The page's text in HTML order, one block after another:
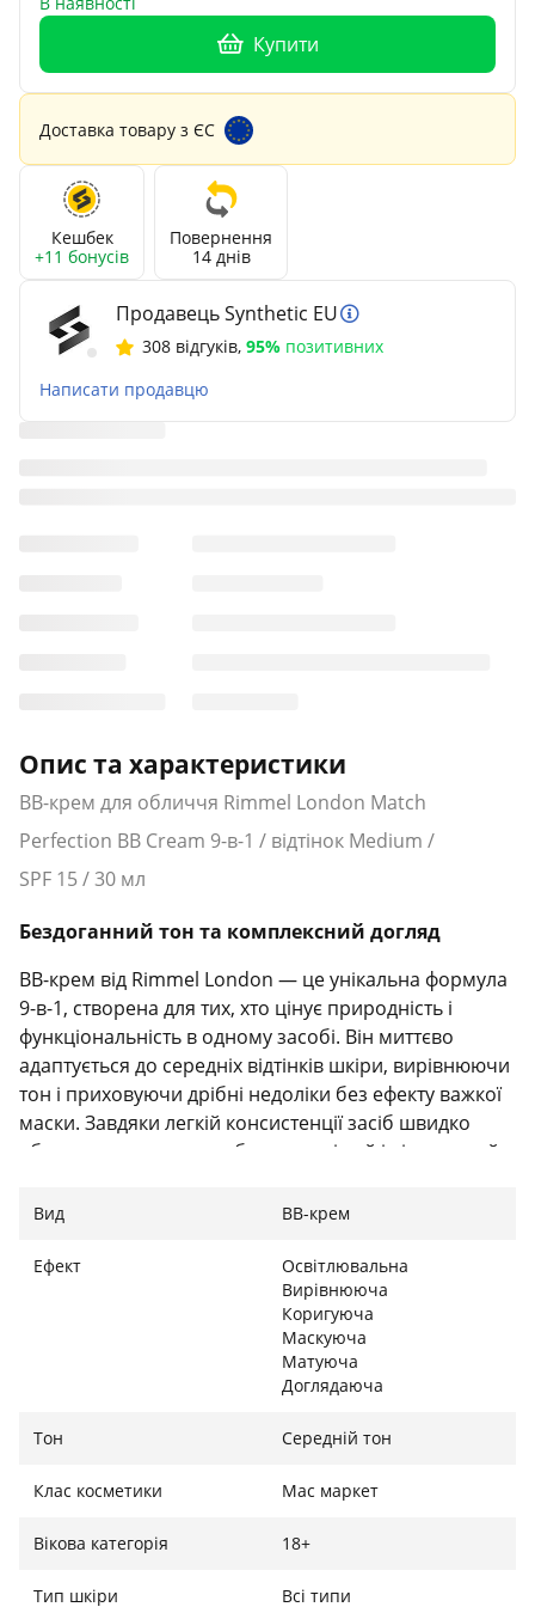
Купити
Доставка товару з ЄС
Кешбек
+11 бонусів
Повернення
14 днів
Продавець Synthetic EU
308 відгуків, 95% позитивних
Написати продавцю
Опис та характеристики
BB-крем для обличчя Rimmel London Match
Perfection BB Cream 9-в-1 / відтінок Medium /
SPF 15 / 30 мл
Бездоганний тон та комплексний догляд
BB-крем від Rimmel London — це унікальна формула
9-в-1, створена для тих, хто цінує природність і
функціональність в одному засобі. Він миттєво
адаптується до середніх відтінків шкіри, вирівнюючи
тон і приховуючи дрібні недоліки без ефекту важкої
маски. Завдяки легкій консистенції засіб швидко
вбирається, даруючи обличчю свіжий і відпочилий
макіяжу, яке замінює праймер, консилер та
Сяйво та захист протягом дня
Спеціальна формула з освітлювальним ефектом
(brightening effect) повертає шкірі природне сяйво
та здоровий блиск. Важливою перевагою є наявність
епідерміс від негативного впливу ультрафіолету та
оптимальний рівень гідратації, роблячи шкіру
м’якою та еластичною, що особливо важливо для
міського ритму життя.
Вид BB-крем
Ефект
Освітлювальна
Вирівнююча
Коригуюча
Маскуюча
Матуюча
Доглядаюча
Тон Середній тон
Клас косметики Мас маркет
Вікова категорія 18+
Тип шкіри Всі типи